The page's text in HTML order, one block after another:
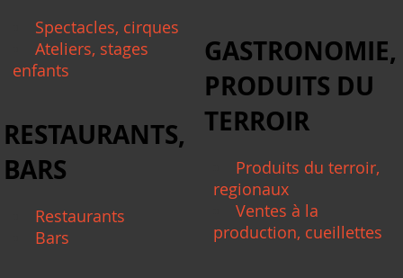
Spectacles, cirques
Ateliers, stages
enfants
GASTRONOMIE,
PRODUITS DU
TERROIR
Produits du terroir,
regionaux
Ventes à la
production, cueillettes
RESTAURANTS,
BARS
Restaurants
Bars